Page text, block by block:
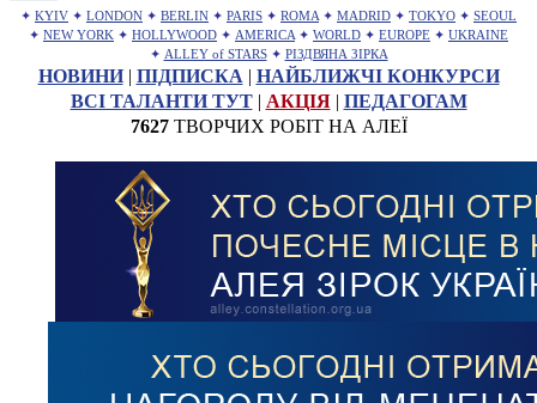
✦ KYIV ✦ LONDON ✦ BERLIN ✦ PARIS ✦ ROMA ✦ MADRID ✦ TOKYO ✦ SEOUL
✦ NEW YORK ✦ HOLLYWOOD ✦ AMERICA ✦ WORLD ✦ EUROPE ✦ UKRAINE
✦ ALLEY of STARS ✦ РІЗДВЯНА ЗІРКА
НОВИНИ| ПІДПИСКА | НАЙБЛИЖЧІ КОНКУРСИ
ВСІ ТАЛАНТИ ТУТ| АКЦІЯ| ПЕДАГОГАМ
7627ТВОРЧИХ РОБІТ НА АЛЕЇ